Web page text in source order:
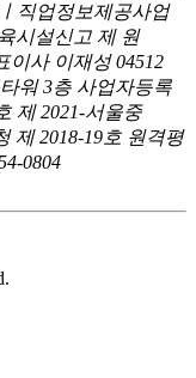
직업정보제공사업
시설신고 제 원
이사 이재성 04512
워 3층 사업자등록
제 2021-서울중
제 2018-19호 원격평
0804